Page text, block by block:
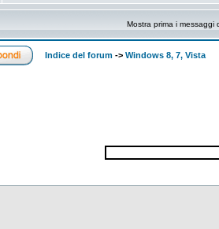
Mostra prima i messaggi
Indice del forum -> Windows 8, 7, Vista